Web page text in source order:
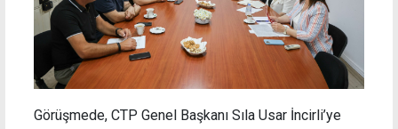
Görüşmede, CTP Genel Başkanı Sıla Usar İncirli’ye